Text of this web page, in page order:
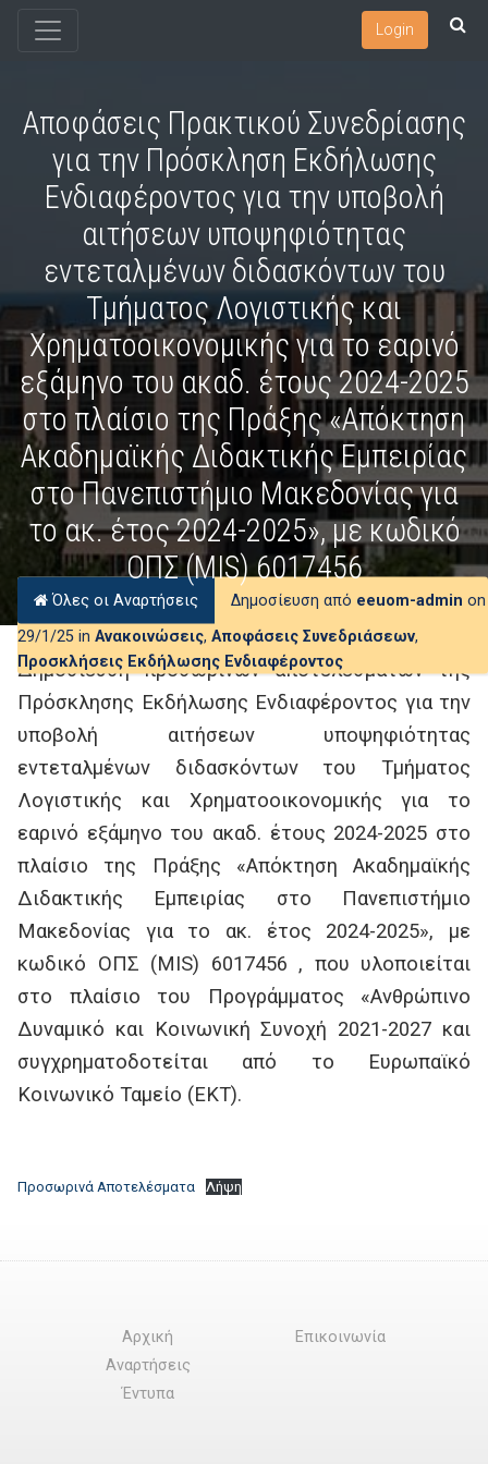
Login
Αποφάσεις Πρακτικού Συνεδρίασης
για την Πρόσκληση Εκδήλωσης
Ενδιαφέροντος για την υποβολή
αιτήσεων υποψηφιότητας
εντεταλμένων διδασκόντων του
Τμήματος Λογιστικής και
Χρηματοοικονομικής για το εαρινό
εξάμηνο του ακαδ. έτους 2024-2025
στο πλαίσιο της Πράξης «Απόκτηση
Ακαδημαϊκής Διδακτικής Εμπειρίας
στο Πανεπιστήμιο Μακεδονίας για
το ακ. έτος 2024-2025», με κωδικό
ΟΠΣ (MIS) 6017456
Όλες οι Αναρτήσεις Δημοσίευση από eeuom-admin on
29/1/25 in Ανακοινώσεις, Αποφάσεις Συνεδριάσεων,
Προσκλήσεις Εκδήλωσης Ενδιαφέροντος
Δημοσίευση προσωρινών αποτελεσμάτων της
Πρόσκλησης Εκδήλωσης Ενδιαφέροντος για την
υποβολή αιτήσεων υποψηφιότητας
εντεταλμένων διδασκόντων του Τμήματος
Λογιστικής και Χρηματοοικονομικής για το
εαρινό εξάμηνο του ακαδ. έτους 2024-2025 στο
πλαίσιο της Πράξης «Απόκτηση Ακαδημαϊκής
Διδακτικής Εμπειρίας στο Πανεπιστήμιο
Μακεδονίας για το ακ. έτος 2024-2025», με
κωδικό ΟΠΣ (MIS) 6017456 , που υλοποιείται
στο πλαίσιο του Προγράμματος «Ανθρώπινο
Δυναμικό και Κοινωνική Συνοχή 2021-2027 και
συγχρηματοδοτείται από το Ευρωπαϊκό
Κοινωνικό Ταμείο (ΕΚΤ).
Προσωρινά Αποτελέσματα Λήψη
Αρχική
Αναρτήσεις
Έντυπα
Επικοινωνία